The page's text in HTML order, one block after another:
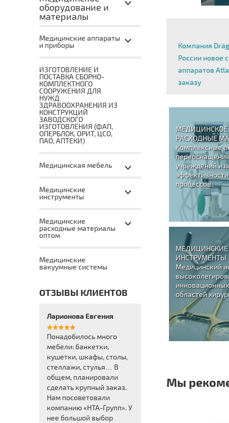
оборудование и
материалы
Медицинские аппараты
и приборы
ИЗГОТОВЛЕНИЕ И
ПОСТАВКА СБОРНО-
КОМПЛЕКТНОГО
СООРУЖЕНИЯ ДЛЯ
НУЖД
ЗДРАВООХРАНЕНИЯ ИЗ
КОНСТРУКЦИЙ
ЗАВОДСКОГО
ИЗГОТОВЛЕНИЯ (ФАП,
ОПЕРБЛОК, ОРИТ, ЦСО,
ПАО, АПТЕКИ)
Медицинская мебель
Медицинские
инструменты
Медицинские
расходные материалы
оптом
Медицинские
вакуумные системы
ОТЗЫВЫ КЛИЕНТОВ
Ларионова Евгения
Понадобилось много
мебели: банкетки,
кушетки, шкафы, столы,
стеллажи, стулья… В
общем, планировали
сделать крупный заказ.
Нам посоветовали
компанию «НТА-Групп». У
нее большой выбор
Компания
России новое
аппаратов
заказу
МЕДИЦИНСКОЕ
РАСХОДНЫЕ
Комплексные
учреждений и
процессов
МЕДИЦИНСКИЕ
ИНСТРУМЕНТЫ
Медицинский
областей
Мы